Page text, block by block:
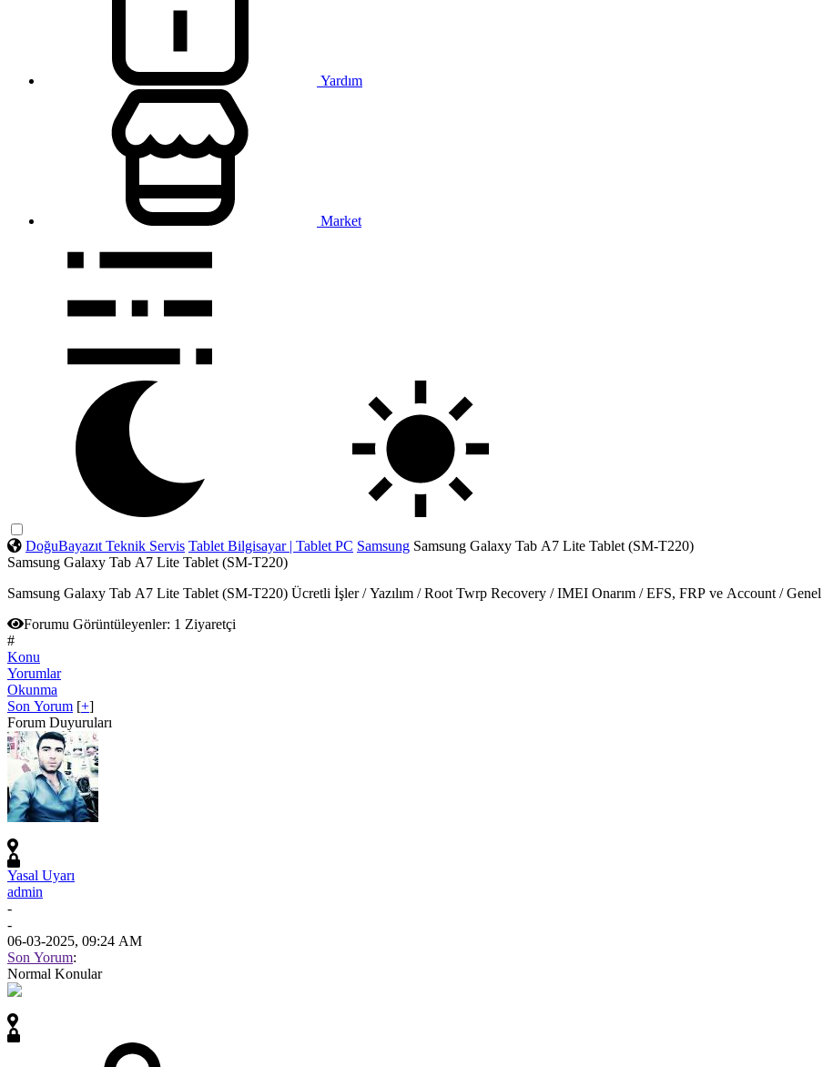
Yardım
Market
DoğuBayazıt Teknik Servis Tablet Bilgisayar | Tablet PC Samsung Samsung Galaxy Tab A7 Lite Tablet (SM-T220)
Samsung Galaxy Tab A7 Lite Tablet (SM-T220)
Samsung Galaxy Tab A7 Lite Tablet (SM-T220) Ücretli İşler / Yazılım / Root Twrp Recovery / IMEI Onarım / EFS, FRP ve Account / Genel
Forumu Görüntüleyenler: 1 Ziyaretçi
#
Konu
Yorumlar
Okunma
Son Yorum [+]
Forum Duyuruları
Yasal Uyarı
admin
-
-
06-03-2025, 09:24 AM
Son Yorum:
Normal Konular